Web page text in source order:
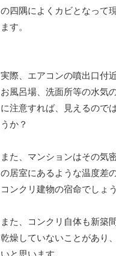
の四隅によくカビとなって
ます。
実際、エアコンの噴出口付
お風呂場、洗面所等の水気
に注意すれば、見えるので
うか？
また、マンションはその気
の居室にあるような温度差
コンクリ建物の宿命でしょ
また、コンクリ自体も新築
乾燥していないことがあり
いと思います。